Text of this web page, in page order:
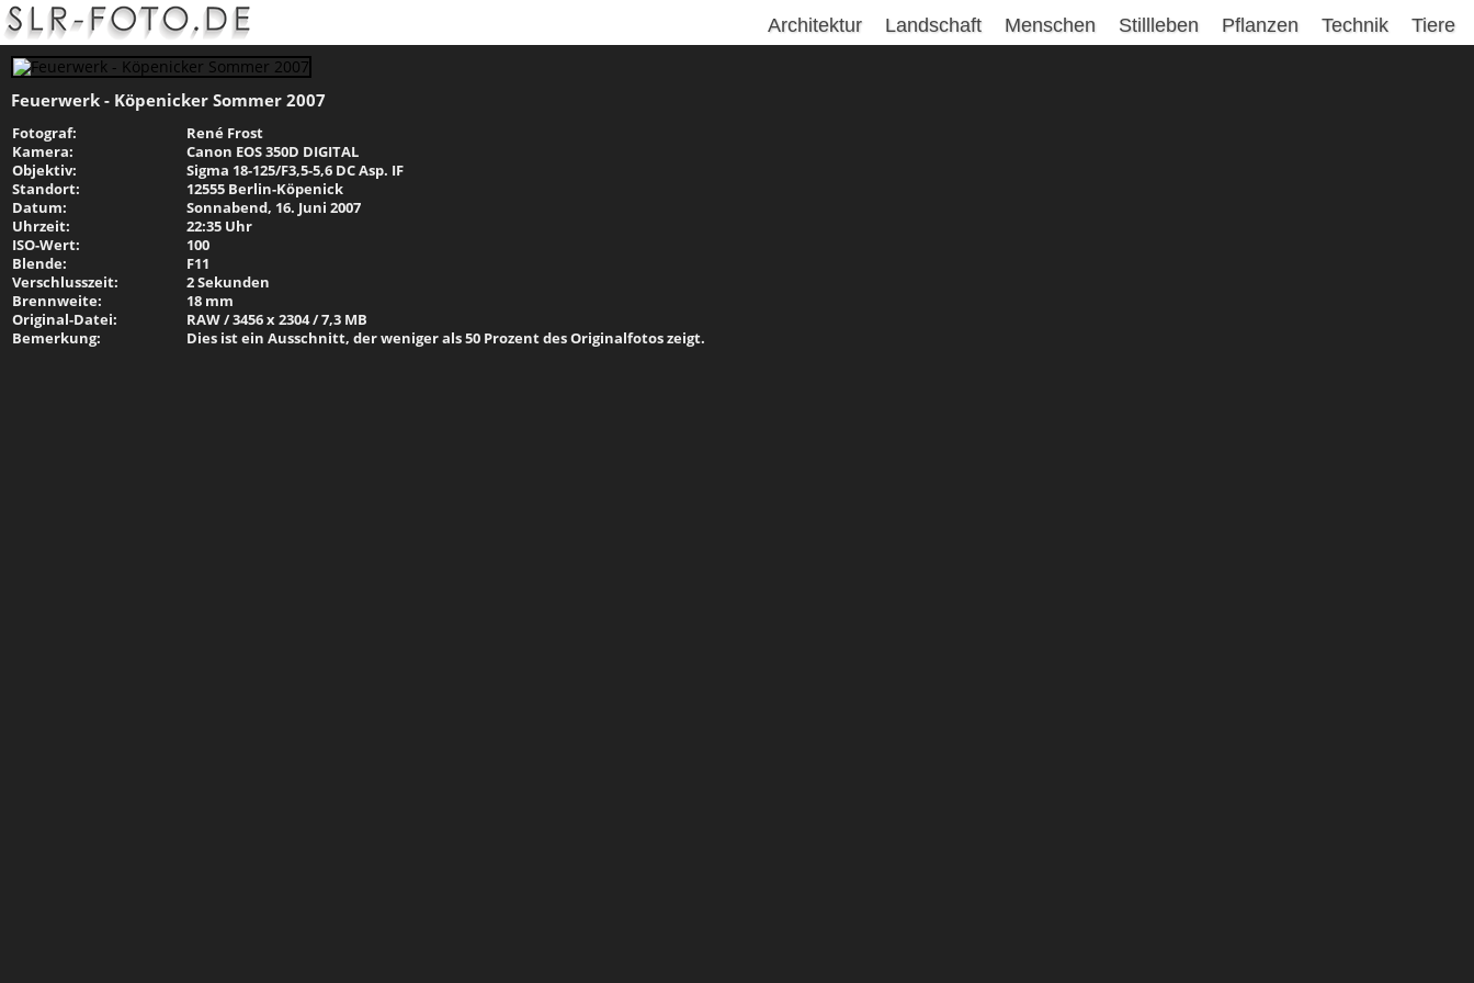
Tiere
Technik
Pflanzen
Stillleben
Menschen
Landschaft
Architektur
Feuerwerk - Köpenicker Sommer 2007
Fotograf:
René Frost
Kamera:
Canon EOS 350D DIGITAL
Objektiv:
Sigma 18-125/F3,5-5,6 DC Asp. IF
Standort:
12555 Berlin-Köpenick
Datum:
Sonnabend, 16. Juni 2007
Uhrzeit:
22:35 Uhr
ISO-Wert:
100
Blende:
F11
Verschlusszeit:
2 Sekunden
Brennweite:
18 mm
Original-Datei:
RAW / 3456 x 2304 / 7,3 MB
Bemerkung:
Dies ist ein Ausschnitt, der weniger als 50 Prozent des Originalfotos zeigt.